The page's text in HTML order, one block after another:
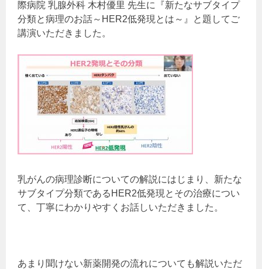
際病院 乳腺外科 木村優里 先生に『新たなサブタイプ
分類と病理のお話～HER2低発現とは～』と題してご
講演いただきました。
乳がんの病理診断についての解説にはじまり、新たな
サブタイプ分類であるHER2低発現とその治療につい
て、丁寧にわかりやすくお話しいただきました。
あまり聞けない新薬開発の流れについても解説いただ